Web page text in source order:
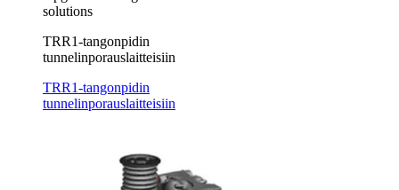
solutions
TRR1-tangonpidin
tunnelinporauslaitteisiin
TRR1-tangonpidin
tunnelinporauslaitteisiin